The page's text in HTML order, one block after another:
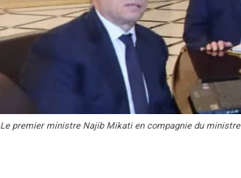
Le premier ministre Najib Mikati en compagnie du